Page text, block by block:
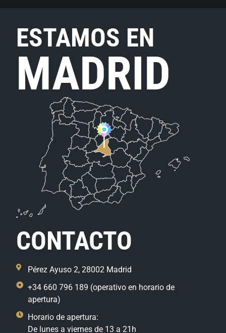
ESTAMOS EN
MADRID
CONTACTO
Pérez Ayuso 2, 28002 Madrid
+34 660 796 189 (operativo en horario de
apertura)
Horario de apertura:
De lunes a viernes de 13 a 21h